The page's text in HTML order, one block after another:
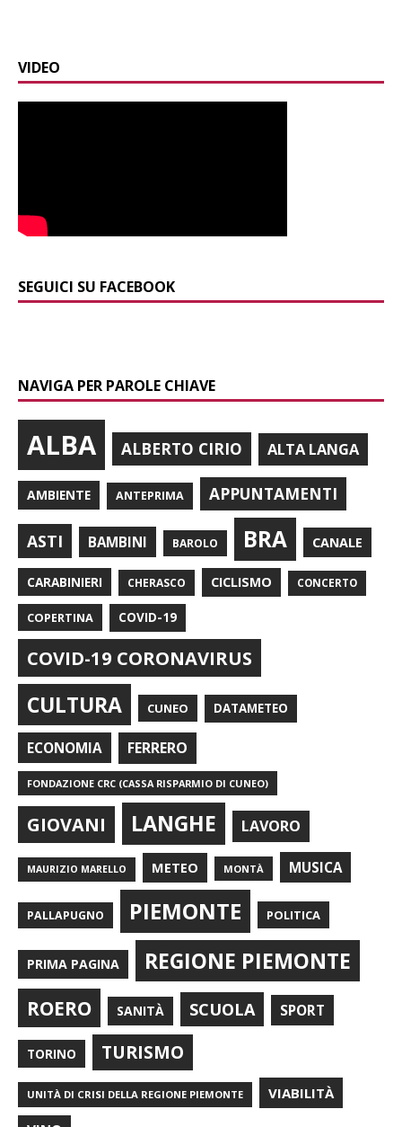
VIDEO
SEGUICI SU FACEBOOK
NAVIGA PER PAROLE CHIAVE
ALBA ALBERTO CIRIO ALTA LANGA
AMBIENTE ANTEPRIMA APPUNTAMENTI
ASTI BAMBINI BAROLO BRA CANALE
CARABINIERI CHERASCO CICLISMO CONCERTO
COPERTINA COVID-19
COVID-19 CORONAVIRUS
CULTURA CUNEO DATAMETEO
ECONOMIA FERRERO
FONDAZIONE CRC (CASSA RISPARMIO DI CUNEO)
GIOVANI LANGHE LAVORO
MAURIZIO MARELLO METEO MONTÀ MUSICA
PALLAPUGNO PIEMONTE POLITICA
PRIMA PAGINA REGIONE PIEMONTE
ROERO SANITÀ SCUOLA SPORT
TORINO TURISMO
UNITÀ DI CRISI DELLA REGIONE PIEMONTE VIABILITÀ